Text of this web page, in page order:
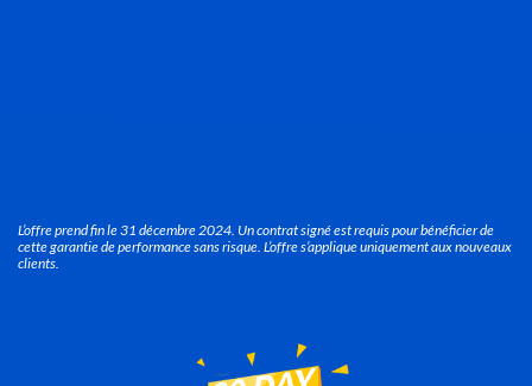
L’offre prend fin le 31 décembre 2024. Un contrat signé est requis pour bénéficier de
cette garantie de performance sans risque. L’offre s’applique uniquement aux nouveaux
clients.